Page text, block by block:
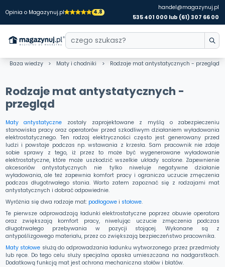
Opinia o Magazynuj.pl 4.8
handel@magazynuj.pl
535 401 000 lub (61) 307 66 00
Baza wiedzy Maty i chodniki Rodzaje mat antystatycznych - przegląd
Rodzaje mat antystatycznych -
przegląd
Maty antystatyczne zostały zaprojektowane z myślą o zabezpieczeniu
stanowiska pracy oraz operatorów przed szkodliwym działaniem wyładowania
elektrostatycznego. Ten rodzaj elektryczności często jest generowany przed
ludzi i powstaje podczas np. wstawania z krzesła. Sam pracownik nie zdaje
sobie sprawy z tego, iż przez to może być wygenerowane wyładowanie
elektrostatyczne, które może uszkodzić wszelkie układy scalone. Zapewnienie
akcesoriów antystatycznych nie tylko niweluje negatywne działanie
wyładowania, ale też zapewnia komfort pracy i ogranicza uczucie zmęczenia
podczas długotrwałego stania. Warto zatem zapoznać się z rodzajami mat
antystatycznych i dobrać odpowiednie.
Wyróżnia się dwa rodzaje mat: podłogowei stołowe.
Te pierwsze odprowadzają ładunki elektrostatyczne poprzez obuwie operatora
oraz zwiększają komfort pracy, niwelując uczucie zmęczenia podczas
długotrwałego przebywania w pozycji stojącej. Wykonane są z
antypoślizgowego materiału, przez co zwiększają bezpieczeństwo pracownika.
Maty stołowe służą do odprowadzania ładunku wytworzonego przez przedmioty
lub ręce. Do tego celu służy specjalna opaska umieszczana na nadgarstkach.
Dodatkową funkcją mat jest ochrona mechaniczna stołów i blatów.